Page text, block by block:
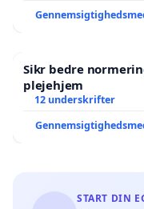
Sikr bedre
plejehjem
12 underskrifter
START DIN